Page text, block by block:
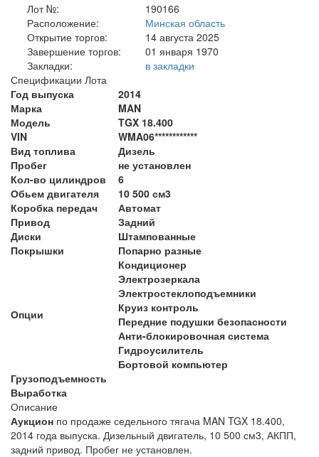
Лот №:
190166
Расположение:
Минская область
Открытие торгов:
14 августа 2025
Завершение торгов:
01 января 1970
Закладки:
в закладки
Спецификации Лота
Год выпуска
2014
Марка
MAN
Модель
TGX 18.400
VIN
WMA06************
Вид топлива
Дизель
Пробег
не установлен
Кол-во цилиндров
6
Обьем двигателя
10 500 см3
Коробка передач
Автомат
Привод
Задний
Диски
Штампованные
Покрышки
Попарно разные
Опции
Кондиционер
Электрозеркала
Электростеклоподъемники
Круиз контроль
Передние подушки безопасности
Анти-блокировочная система
Гидроусилитель
Бортовой компьютер
Грузоподъемность
Выработка
Описание
Аукцион по продаже седельного тягача MAN TGX 18.400,
2014 года выпуска. Дизельный двигатель, 10 500 см3, АКПП,
задний привод. Пробег не установлен.